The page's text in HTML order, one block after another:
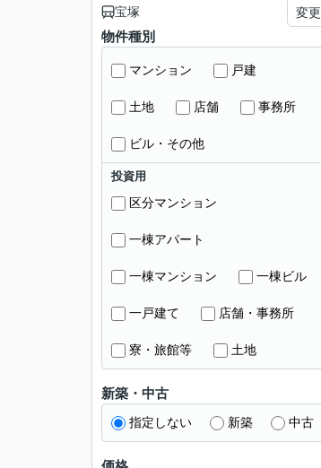
宝塚 変更
物件種別
マンション 戸建
土地 店舗 事務所
ビル・その他
投資用
区分マンション
一棟アパート
一棟マンション 一棟ビル
一戸建て 店舗・事務所
寮・旅館等 土地
新築・中古
指定しない 新築 中古